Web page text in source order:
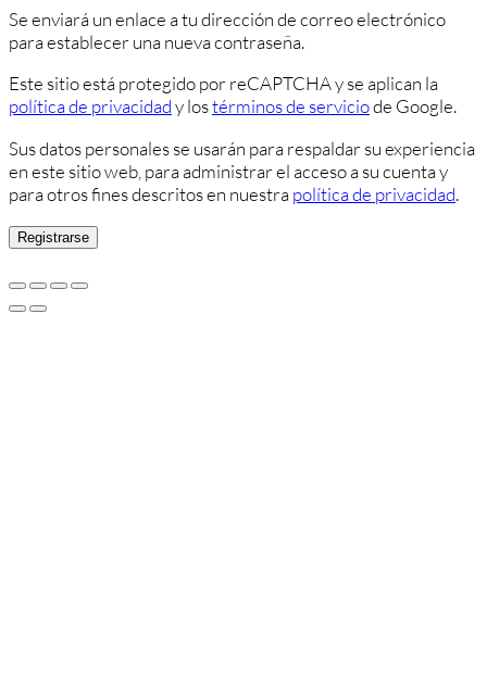
Se enviará un enlace a tu dirección de correo electrónico
para establecer una nueva contraseña.
Este sitio está protegido por reCAPTCHA y se aplican la
política de privacidady lostérminos de serviciode Google.
Sus datos personales se usarán para respaldar su experiencia
en este sitio web, para administrar el acceso a su cuenta y
para otros fines descritos en nuestrapolítica de privacidad.
Registrarse